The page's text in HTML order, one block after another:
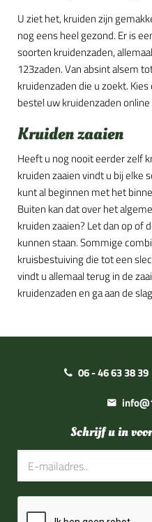
U ziet het, kruiden zijn
nog eens heel gezond. Er is
soorten kruidenzaden,
123zaden. Van absint alsem
kruidenzaden die u zoekt.
bestel uw kruidenzaden
Kruiden zaaien
Heeft u nog nooit eerder zelf
kruiden zaaien vindt u bij elke
kunt al beginnen met het
Buiten kan dat over het
kruiden zaaien? Let dan op of
kunnen staan. Sommige
kruisbestuiving die tot een
vindt u allemaal terug in de
kruidenzaden en ga aan de
06 - 46 63 38 39
Schrijf u in